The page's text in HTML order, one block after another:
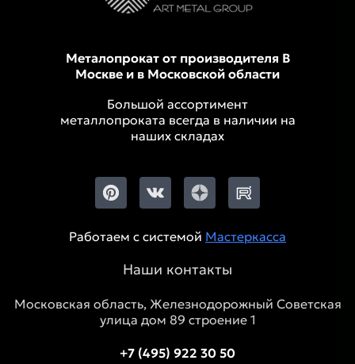
Металопрокат от производителя В
Москве и в Московской области
Большой ассортимент
металлопроката всегда в наличии на
наших складах
Работаем с системой Мастеркасса
Наши контакты
Московская область, Железнодорожный Советская
улица дом 89 строение 1
+7 (495) 922 30 50